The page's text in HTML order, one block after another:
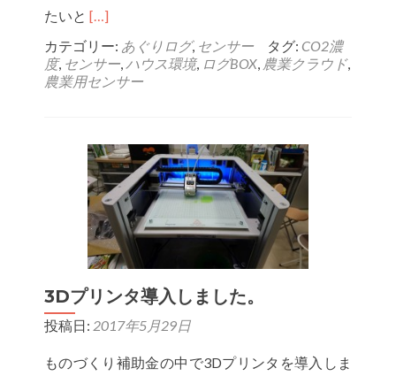
たいと Read
more
about
セ
ー
を
用
い
た
環
計
測
[…]
カテゴリー: あぐりログ, センサー タグ: CO2濃
度, センサー, ハウス環境, ログBOX, 農業クラウド,
農業用センサー
3Dプリンタ導入しました。
投稿日: 2017年5月29日
ものづくり補助金の中で3Dプリンタを導入しま